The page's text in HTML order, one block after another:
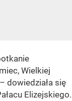
Wielkiej
dowiedziała się
Elizejskiego.